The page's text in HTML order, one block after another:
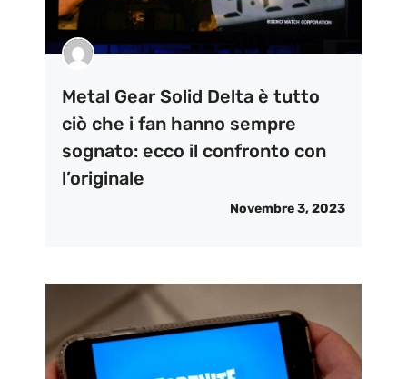
Metal Gear Solid Delta è tutto
ciò che i fan hanno sempre
sognato: ecco il confronto con
l’originale
Novembre 3, 2023